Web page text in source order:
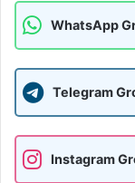
WhatsApp
Telegram
Instagram